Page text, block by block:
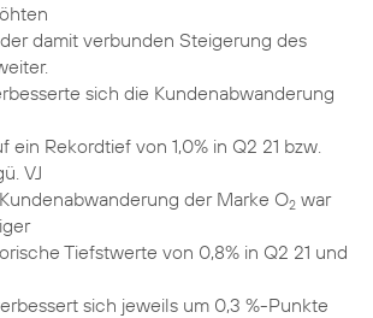
damit verbunden Steigerung des
sich die Kundenabwanderung
ein Rekordtief von 1,0% in Q2 21 bzw.
VJ
Kundenabwanderung der Marke O2 war
Tiefstwerte von 0,8% in Q2 21 und
sich jeweils um 0,3 %-Punkte